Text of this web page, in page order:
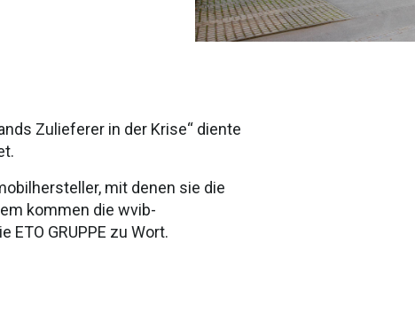
Zulieferer in der Krise“ diente
mit denen sie die
kommen die wvib-
GRUPPE zu Wort.